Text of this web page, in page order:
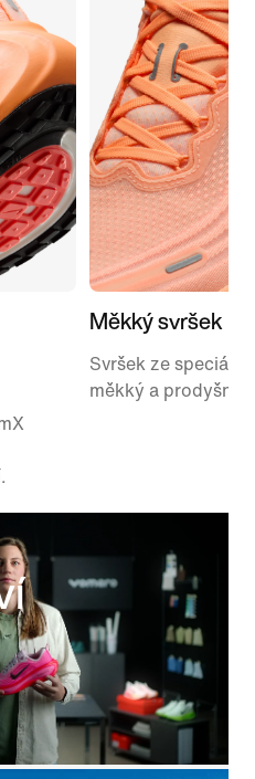
Měkký svršek
Svršek ze speciální
měkký a prodyšný.